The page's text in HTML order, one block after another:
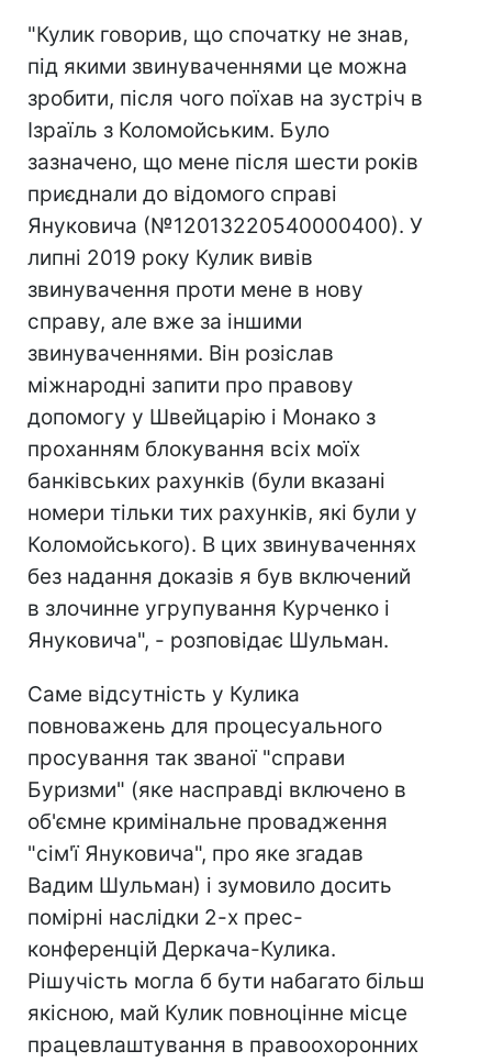
"Кулик говорив, що спочатку не знав,
під якими звинуваченнями це можна
зробити, після чого поїхав на зустріч в
Ізраїль з Коломойським. Було
зазначено, що мене після шести років
приєднали до відомого справі
Януковича (№12013220540000400). У
липні 2019 року Кулик вивів
звинувачення проти мене в нову
справу, але вже за іншими
звинуваченнями. Він розіслав
міжнародні запити про правову
допомогу у Швейцарію і Монако з
проханням блокування всіх моїх
банківських рахунків (були вказані
номери тільки тих рахунків, які були у
Коломойського). В цих звинуваченнях
без надання доказів я був включений
в злочинне угрупування Курченко і
Януковича", - розповідає Шульман.
Саме відсутність у Кулика
повноважень для процесуального
просування так званої "справи
Буризми" (яке насправді включено в
об'ємне кримінальне провадження
"сім'ї Януковича", про яке згадав
Вадим Шульман) і зумовило досить
помірні наслідки 2-х прес-
конференцій Деркача-Кулика.
Рішучість могла б бути набагато більш
якісною, май Кулик повноцінне місце
працевлаштування в правоохоронних